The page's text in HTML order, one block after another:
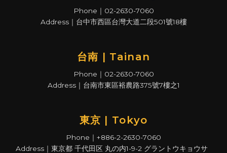
Phone｜02-2630-7060
Address｜台中市西區台灣大道二段501號18樓
台南 | Tainan
Phone｜02-2630-7060
Address｜台南市東區裕農路375號7樓之1
東京 | Tokyo
Phone｜+886-2-2630-7060
Address｜東京都 千代田区 丸の内1-9-2 グラントウキョウサ